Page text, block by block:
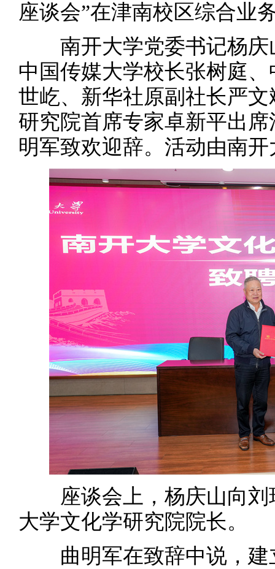
座谈会”在津南校区综合业
南开大学党委书记杨庆
中国传媒大学校长张树庭
世屹、新华社原副社长严
研究院首席专家卓新平出
明军致欢迎辞。活动由南
座谈会上，杨庆山向刘
大学文化学研究院院长。
曲明军在致辞中说，建